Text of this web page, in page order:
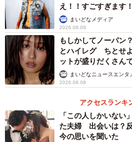
え！！すごすぎます
まいどなメディア
2026.08.09
もしかしてノーパン
とハイレグ ちとせ
ットが盛りだくさん
い」まいどなニュースエンタ
2026.08.08
アクセスランキ
「この人しかいない
た夫婦 出会いは？
今の思いを聞いた